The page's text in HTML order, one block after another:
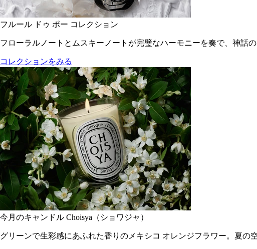
フルール ドゥ ポー コレクション
フローラルノートとムスキーノートが完璧なハーモニーを奏で、神話の
コレクションをみる
今月のキャンドル Choisya（ショワジャ）
グリーンで生彩感にあふれた香りのメキシコ オレンジフラワー。夏の